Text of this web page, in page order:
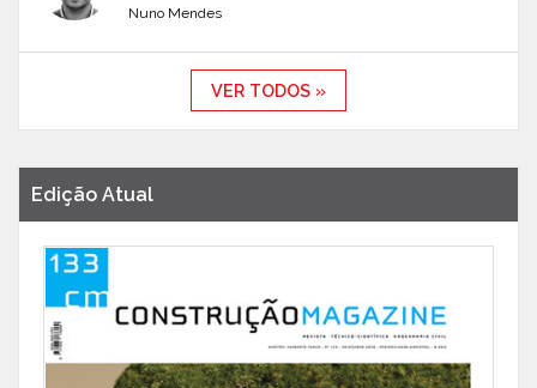
Nuno Mendes
VER TODOS »
Edição Atual